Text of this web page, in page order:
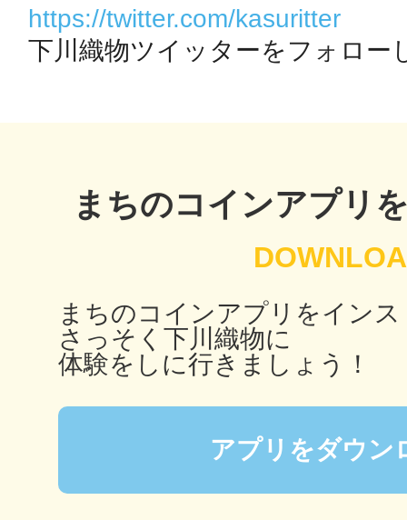
URLをコピー
https://twitter.com/kasuritter
下川織物ツイッターをフォロー
まちのコインアプリ
まちのコインアプリをイン
さっそく下川織物に
体験をしに行きましょう！
アプリをダウン
智頭
鴻巣
池袋